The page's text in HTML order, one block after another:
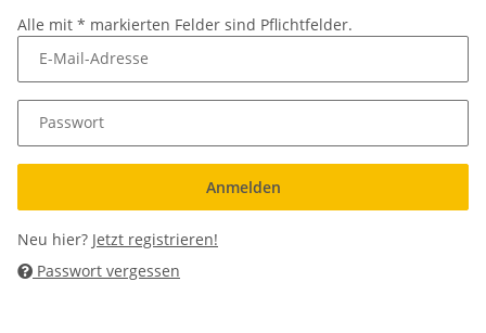
Alle mit * markierten Felder sind Pflichtfelder.
E-Mail-Adresse
Passwort
Anmelden
Neu hier? Jetzt registrieren!
Passwort vergessen